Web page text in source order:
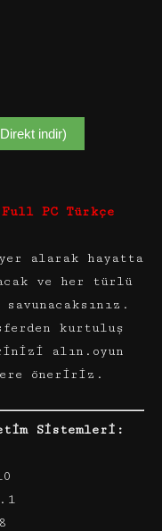
indir)
PC Türkçe
yer alarak hayatta
ve her türlü
kurtuluş
alın.oyun
öneririz.
Sistemleri: